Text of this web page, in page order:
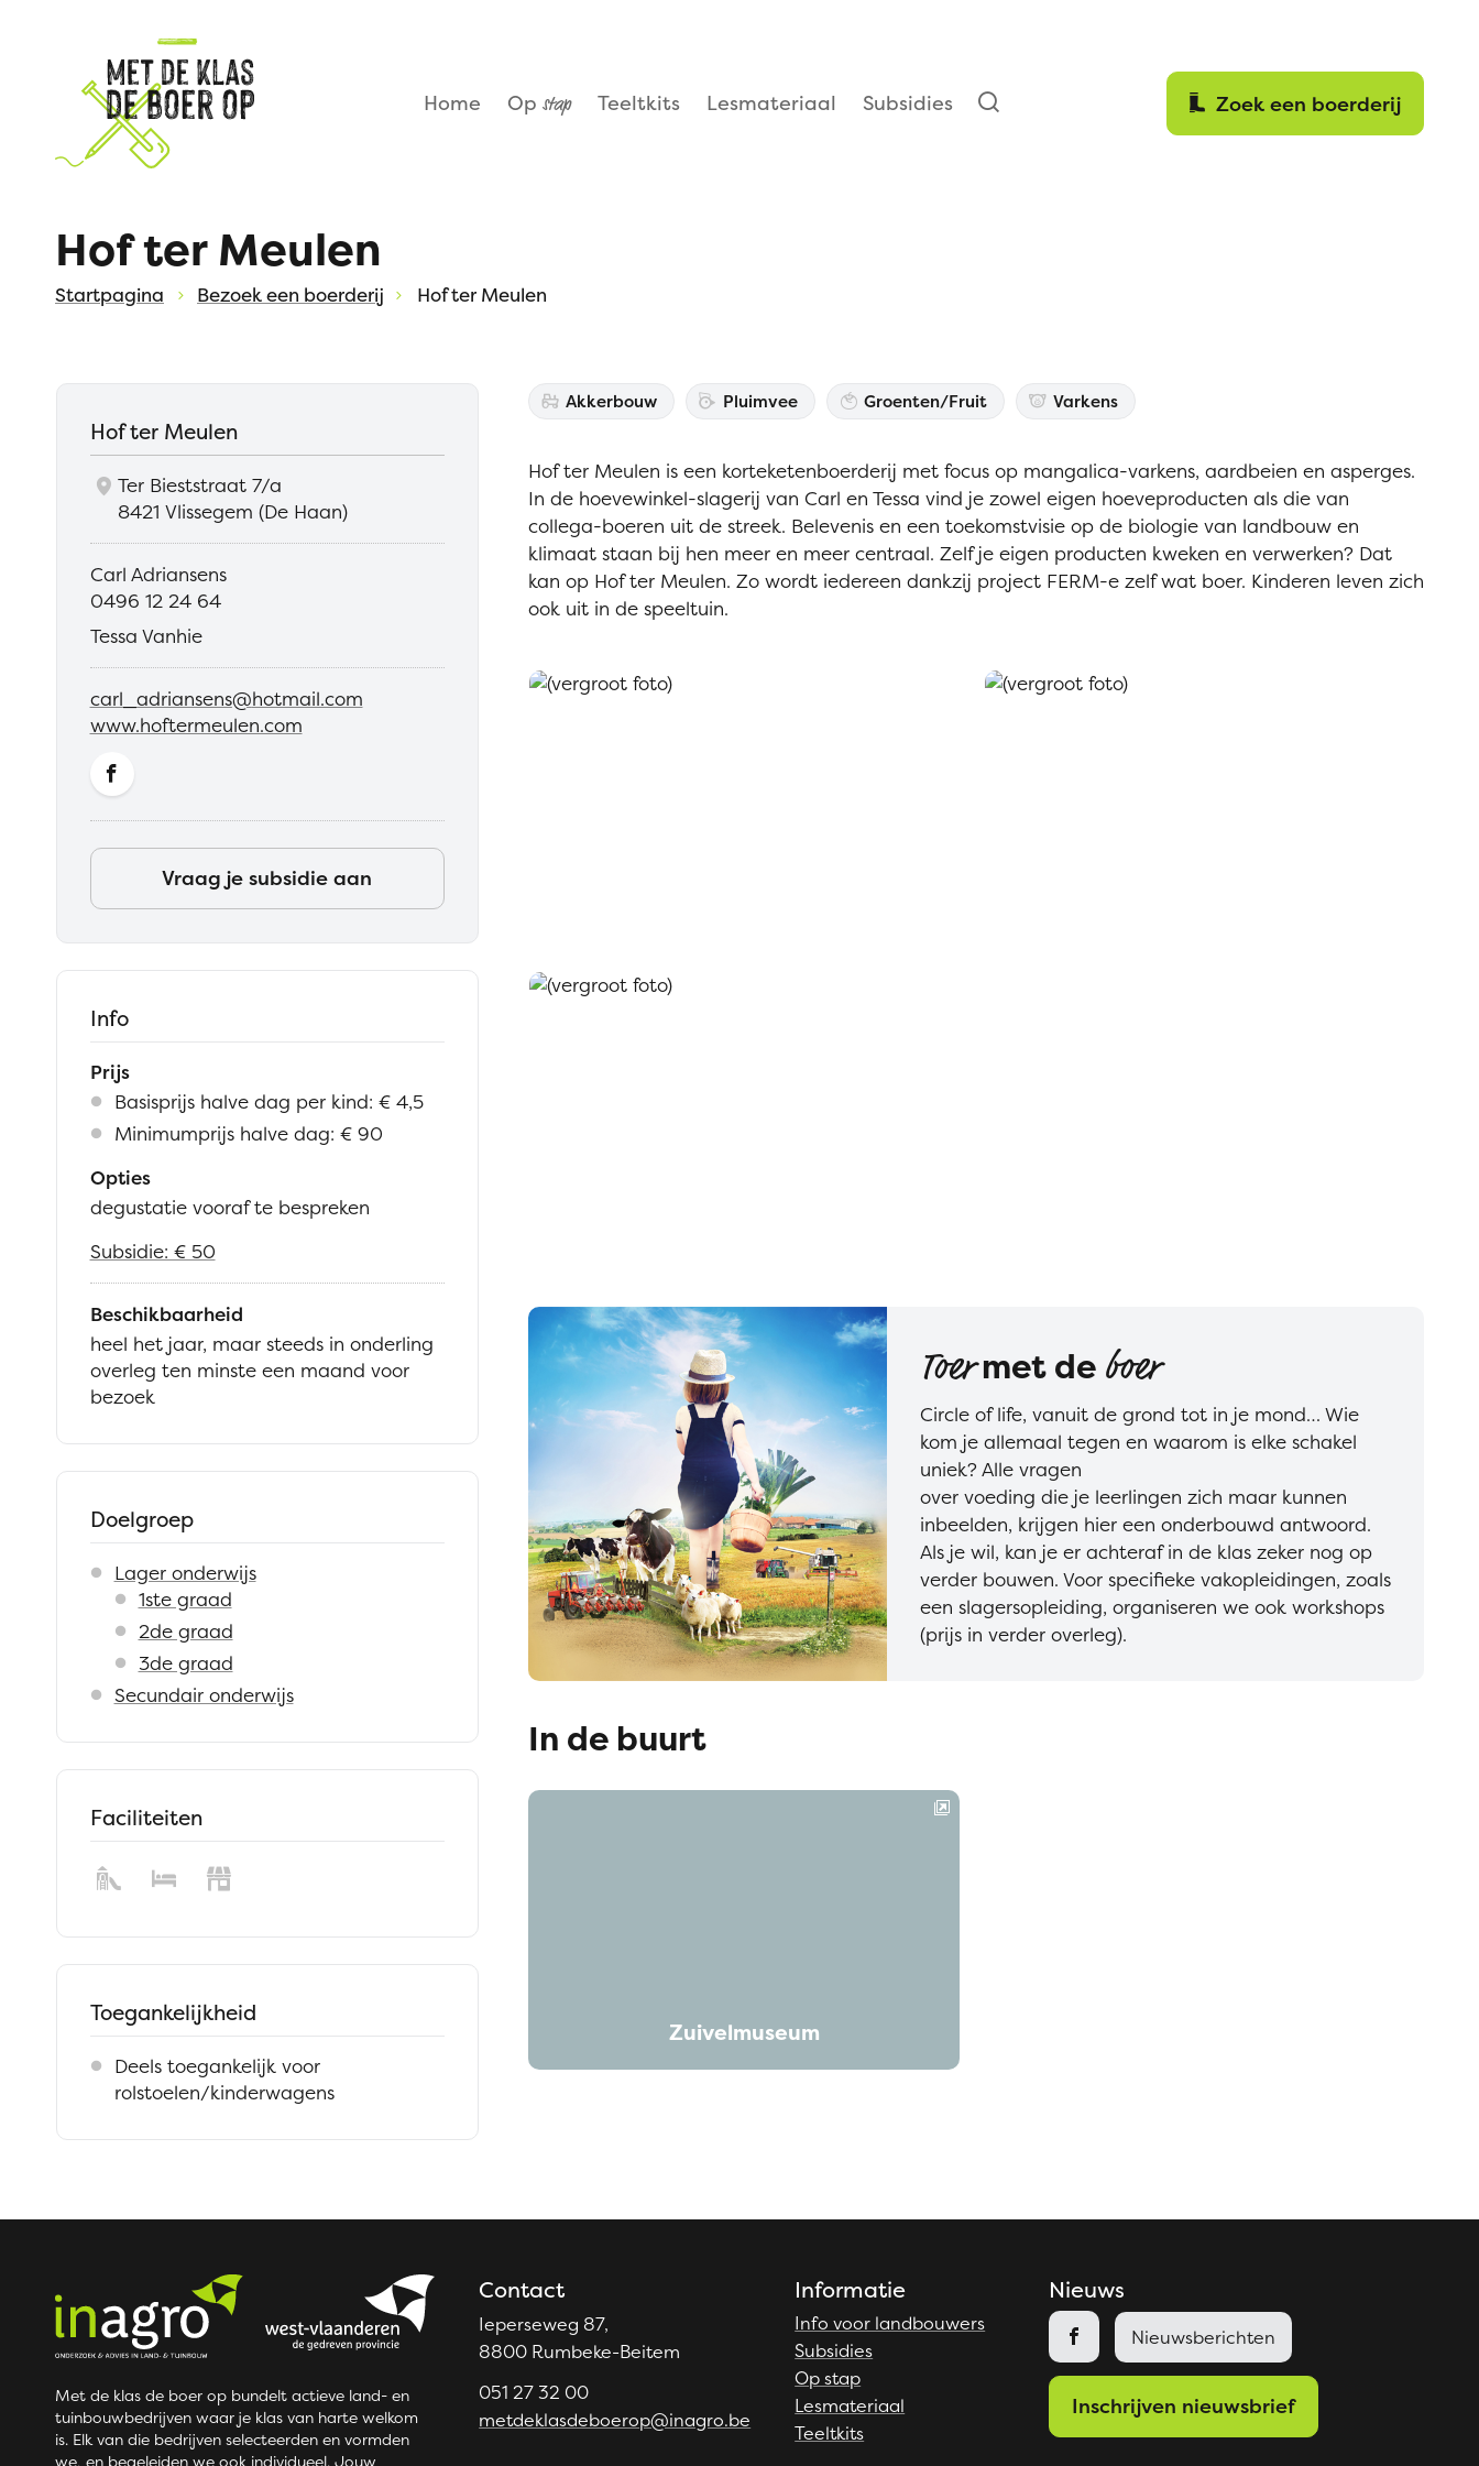
Met
de
klas
boer
op
Home Op stap Teeltkits Lesmateriaal Subsidies Zoek een boerderij
Hof ter Meulen
Startpagina Bezoek een boerderij Hof ter Meulen
Contact
Hof ter Meulen
Adres
Ter Bieststraat 7/a
,8421 Vlissegem (De Haan)
Carl Adriansens
Tel.
0496 12 24 64
Tessa Vanhie
E-
carl_adriansens@hotmail.com
www.hoftermeulen.com
Facebook
Hof
ter
Meulen
Vraag je subsidie aan
Info
Prijs
Basisprijs halve dag per kind: € 4,5
Minimumprijs halve dag: € 90
Opties
degustatie vooraf te bespreken
Subsidie: € 50
Beschikbaarheid
heel het jaar, maar steeds in onderling
overleg ten minste een maand voor
bezoek
Doelgroep
Lager onderwijs
1ste graad
2de graad
3de graad
Secundair onderwijs
Faciliteiten
SpeeltuinLogementHoevewinkel
Toegankelijkheid
Deels toegankelijk voor
rolstoelen/kinderwagens
Soort
Akkerbouw Pluimvee Groenten/Fruit Varkens
Hof ter Meulen is een korteketenboerderij met focus op mangalica-varkens, aardbeien en asperges.
In de hoevewinkel-slagerij van Carl en Tessa vind je zowel eigen hoeveproducten als die van
collega-boeren uit de streek. Belevenis en een toekomstvisie op de biologie van landbouw en
klimaat staan bij hen meer en meer centraal. Zelf je eigen producten kweken en verwerken? Dat
kan op Hof ter Meulen. Zo wordt iedereen dankzij project FERM-e zelf wat boer. Kinderen leven zich
ook uit in de speeltuin.
Toermet de boer
Circle of life, vanuit de grond tot in je mond… Wie
kom je allemaal tegen en waarom is elke schakel
uniek? Alle vragen
over voeding die je leerlingen zich maar kunnen
inbeelden, krijgen hier een onderbouwd antwoord.
Als je wil, kan je er achteraf in de klas zeker nog op
verder bouwen. Voor specifieke vakopleidingen, zoals
een slagersopleiding, organiseren we ook workshops
(prijs in verder overleg).
In de buurt
Zuivelmuseum
Met de klas de boer op bundelt actieve land- en
tuinbouwbedrijven waar je klas van harte welkom
is. Elk van die bedrijven selecteerden en vormden
we, en begeleiden we ook individueel. Jouw
Contact
Ieperseweg 87,
8800 Rumbeke-Beitem
051 27 32 00
metdeklasdeboerop@inagro.be
Informatie
Info voor landbouwers
Subsidies
Op stap
Lesmateriaal
Teeltkits
Nieuws
FacebookNieuwsberichten
Inschrijven nieuwsbrief